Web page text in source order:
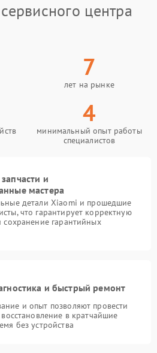
центра
7
лет на рынке
4
минимальный опыт работы
специалистов
и
мастера
детали Xiaomi и прошедшие
что гарантирует корректную
сохранение гарантийных
и быстрый ремонт
и опыт позволяют провести
в кратчайшие
без устройства